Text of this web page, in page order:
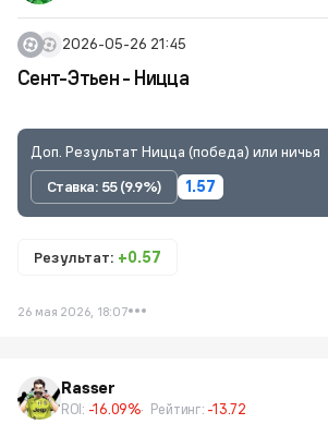
2026-05-26 21:45
Сент-Этьен - Ницца
Доп. Результат Ницца (победа) или ничья
Ставка: 55 (9.9%)
1.57
Результат: +0.57
26 мая 2026, 18:07
Rasser
ROI: -16.09% Рейтинг: -13.72